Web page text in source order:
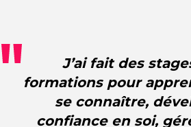
J’ai fait des
formations pour
se connaître,
confiance en soi,